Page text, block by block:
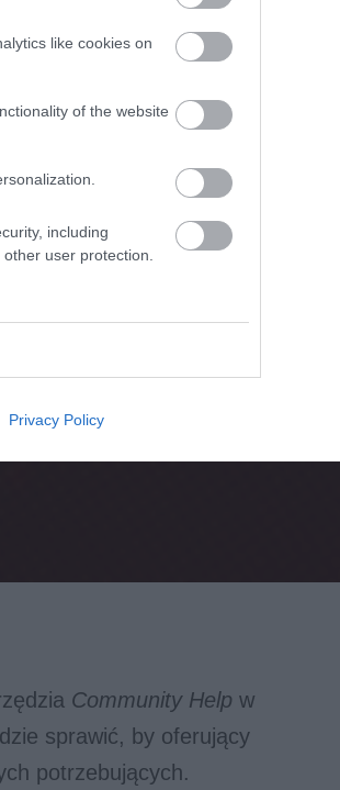
like cookies on
of the website
including
user protection.
Privacy Policy
Community Help w
sprawić, by oferujący
potrzebujących.